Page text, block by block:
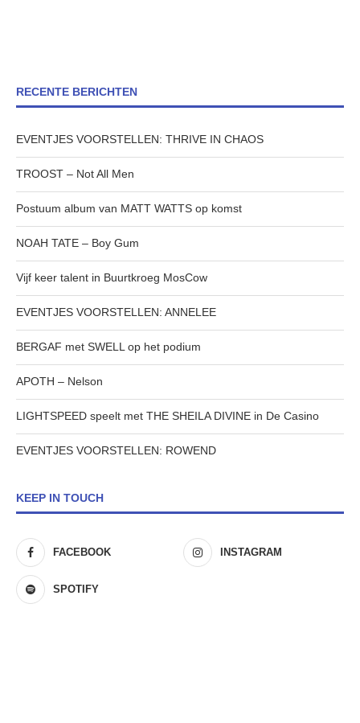
RECENTE BERICHTEN
EVENTJES VOORSTELLEN: THRIVE IN CHAOS
TROOST – Not All Men
Postuum album van MATT WATTS op komst
NOAH TATE – Boy Gum
Vijf keer talent in Buurtkroeg MosCow
EVENTJES VOORSTELLEN: ANNELEE
BERGAF met SWELL op het podium
APOTH – Nelson
LIGHTSPEED speelt met THE SHEILA DIVINE in De Casino
EVENTJES VOORSTELLEN: ROWEND
KEEP IN TOUCH
FACEBOOK INSTAGRAM
SPOTIFY